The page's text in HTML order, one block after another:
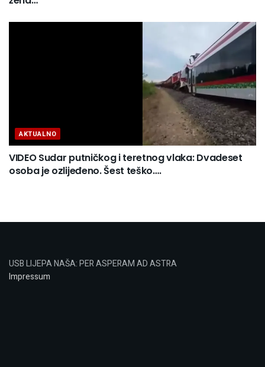
AKTUALNO
VIDEO Sudar putničkog i teretnog vlaka: Dvadeset
osoba je ozlijeđeno. Šest teško….
USB LIJEPA NAŠA: PER ASPERAM AD ASTRA
Impressum